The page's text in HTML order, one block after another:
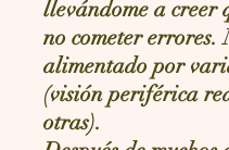
llevándome a creer
no cometer
alimentado por
(visión periférica
otras).